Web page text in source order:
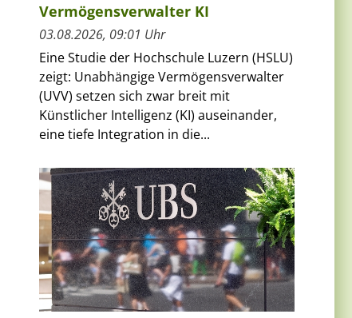
Vermögensverwalter KI
03.08.2026, 09:01 Uhr
Eine Studie der Hochschule Luzern (HSLU)
zeigt: Unabhängige Vermögensverwalter
(UVV) setzen sich zwar breit mit
Künstlicher Intelligenz (KI) auseinander,
eine tiefe Integration in die...